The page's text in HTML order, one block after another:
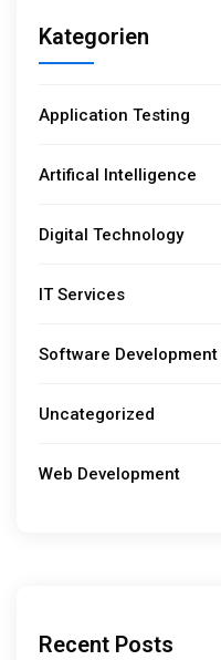
Kategorien
Application Testing
Artifical Intelligence
Digital Technology
IT Services
Software Development
Uncategorized
Web Development
Recent Posts